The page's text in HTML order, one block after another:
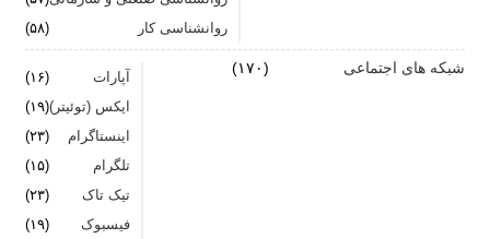
روانشناسی کار
(۵۸)
شبکه های اجتماعی (۱۷۰)
آپارات
(۱۶)
ایکس (توئیتر)(۱۹)
اینستاگرام
(۲۳)
تلگرام
(۱۵)
تیک تاک
(۲۳)
فیسبوک
(۱۹)